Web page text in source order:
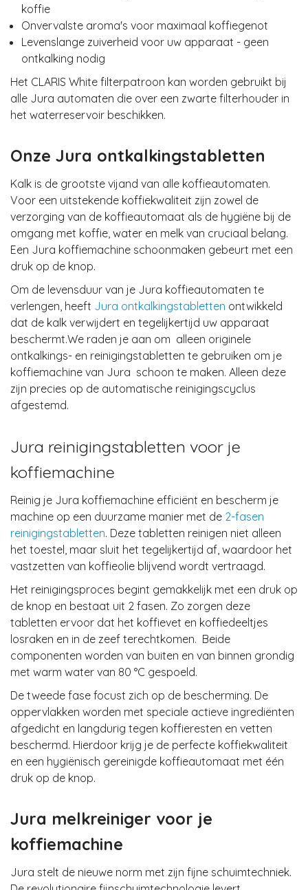
koffie
Onvervalste aroma's voor maximaal koffiegenot
Levenslange zuiverheid voor uw apparaat - geen
ontkalking nodig
Het CLARIS White filterpatroon kan worden gebruikt bij
alle Jura automaten die over een zwarte filterhouder in
het waterreservoir beschikken.
Onze Jura ontkalkingstabletten
Kalk is de grootste vijand van alle koffieautomaten.
Voor een uitstekende koffiekwaliteit zijn zowel de
verzorging van de koffieautomaat als de hygiëne bij de
omgang met koffie, water en melk van cruciaal belang.
Een Jura koffiemachine schoonmaken gebeurt met een
druk op de knop.
Om de levensduur van je Jura koffieautomaten te
verlengen, heeft Jura ontkalkingstabletten ontwikkeld
dat de kalk verwijdert en tegelijkertijd uw apparaat
beschermt.We raden je aan om alleen originele
ontkalkings- en reinigingstabletten te gebruiken om je
koffiemachine van Jura schoon te maken. Alleen deze
zijn precies op de automatische reinigingscyclus
afgestemd.
Jura reinigingstabletten voor je
koffiemachine
Reinig je Jura koffiemachine efficiënt en bescherm je
machine op een duurzame manier met de 2-fasen
reinigingstabletten. Deze tabletten reinigen niet alleen
het toestel , maar sluit het tegelijkertijd af, waardoor het
vastzetten van koffieolie blijvend wordt vertraagd.
Het reinigingsproces begint gemakkelijk met een druk op
de knop en bestaat uit 2 fasen. Zo zorgen deze
tabletten ervoor dat het koffievet en koffiedeeltjes
losraken en in de zeef terechtkomen. Beide
componenten worden van buiten en van binnen grondig
met warm water van 80 °C gespoeld.
De tweede fase focust zich op de bescherming. De
oppervlakken worden met speciale actieve ingrediënten
afgedicht en langdurig tegen koffieresten en vetten
beschermd. Hierdoor krijg je de perfecte koffiekwaliteit
en een hygiënisch gereinigde koffieautomaat met één
druk op de knop.
Jura melkreiniger voor je
koffiemachine
Jura stelt de nieuwe norm met zijn fijne schuimtechniek.